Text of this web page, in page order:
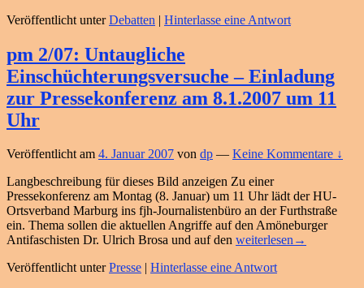
als
dienen
–
Überlegungen
zum
27.
Veröffentlicht unter Debatten | Hinterlasse eine Antwort
pm 2/07: Untaugliche
Einschüchterungsversuche – Einladung
zur Pressekonferenz am 8.1.2007 um 11
Uhr
Veröffentlicht am 4. Januar 2007 von dp — Keine Kommentare ↓
Langbeschreibung für dieses Bild anzeigen Zu einer
Pressekonferenz am Montag (8. Januar) um 11 Uhr lädt der HU-
Ortsverband Marburg ins fjh-Journalistenbüro an der Furthstraße
ein. Thema sollen die aktuellen Angriffe auf den Amöneburger
Antifaschisten Dr. Ulrich Brosa und auf den pm
Untaugliche
weiterlesen→
Veröffentlicht unter Presse | Hinterlasse eine Antwort